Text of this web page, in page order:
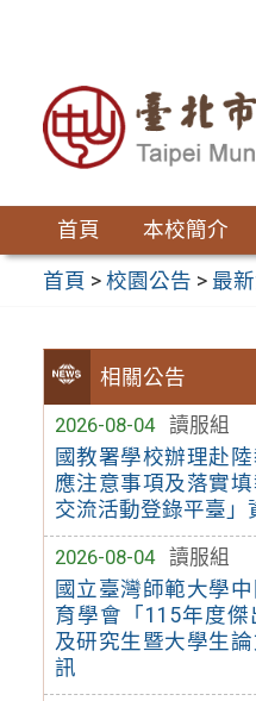
首頁 本校簡介
首頁 >校園公告 > 最
相關公告
2026-08-04
讀服組
國教署學校辦理赴
應注意事項及落實
交流活動登錄平臺」
2026-08-04
讀服組
國立臺灣師範大學
育學會「115年度
及研究生暨大學生
訊